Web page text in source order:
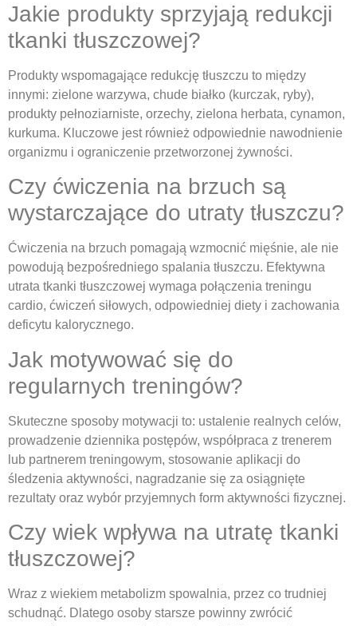
Jakie produkty sprzyjają redukcji
tkanki tłuszczowej?
Produkty wspomagające redukcję tłuszczu to między
innymi: zielone warzywa, chude białko (kurczak, ryby),
produkty pełnoziarniste, orzechy, zielona herbata, cynamon,
kurkuma. Kluczowe jest również odpowiednie nawodnienie
organizmu i ograniczenie przetworzonej żywności.
Czy ćwiczenia na brzuch są
wystarczające do utraty tłuszczu?
Ćwiczenia na brzuch pomagają wzmocnić mięśnie, ale nie
powodują bezpośredniego spalania tłuszczu. Efektywna
utrata tkanki tłuszczowej wymaga połączenia treningu
cardio, ćwiczeń siłowych, odpowiedniej diety i zachowania
deficytu kalorycznego.
Jak motywować się do
regularnych treningów?
Skuteczne sposoby motywacji to: ustalenie realnych celów,
prowadzenie dziennika postępów, współpraca z trenerem
lub partnerem treningowym, stosowanie aplikacji do
śledzenia aktywności, nagradzanie się za osiągnięte
rezultaty oraz wybór przyjemnych form aktywności fizycznej.
Czy wiek wpływa na utratę tkanki
tłuszczowej?
Wraz z wiekiem metabolizm spowalnia, przez co trudniej
schudnąć. Dlatego osoby starsze powinny zwrócić